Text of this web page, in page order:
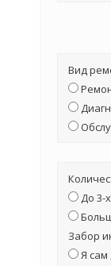
Вид
До 3-х
Забор
Я сам